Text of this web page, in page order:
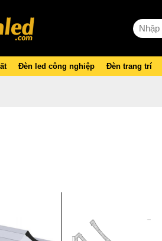
Đèn led công nghiệp Đèn trang trí